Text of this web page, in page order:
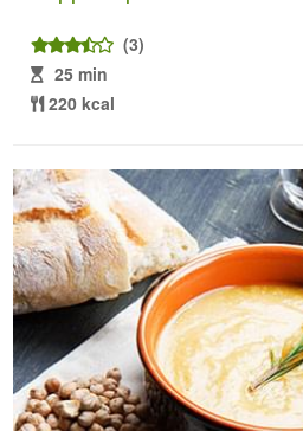
(3)
25 min
220 kcal